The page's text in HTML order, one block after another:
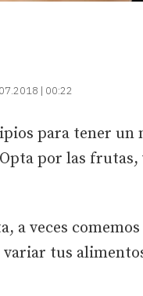
| 00:22
para tener un
por las
a veces
variar tus